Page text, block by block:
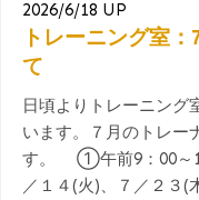
2026/6/18 UP
トレーニング室
て
日頃よりトレーニング
います。７月のトレー
す。 ①午前9：00～
／１４(火)、７／２